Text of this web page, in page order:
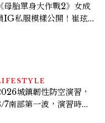
《母胎單身大作戰2》女成
IG私服模樣公開！崔玹諝
城鎮韌性防空演習，
7南部第一波，演習時